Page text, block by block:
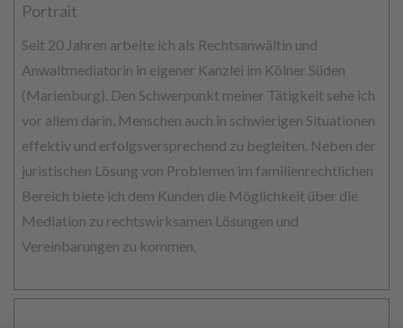
Portrait
Seit 20 Jahren arbeite ich als Rechtsanwältin und
Anwaltmediatorin in eigener Kanzlei im Kölner Süden
(Marienburg). Den Schwerpunkt meiner Tätigkeit sehe ich
vor allem darin, Menschen auch in schwierigen Situationen
effektiv und erfolgsversprechend zu begleiten. Neben der
juristischen Lösung von Problemen im familienrechtlichen
Bereich biete ich dem Kunden die Möglichkeit über die
Mediation zu rechtswirksamen Lösungen und
Vereinbarungen zu kommen.